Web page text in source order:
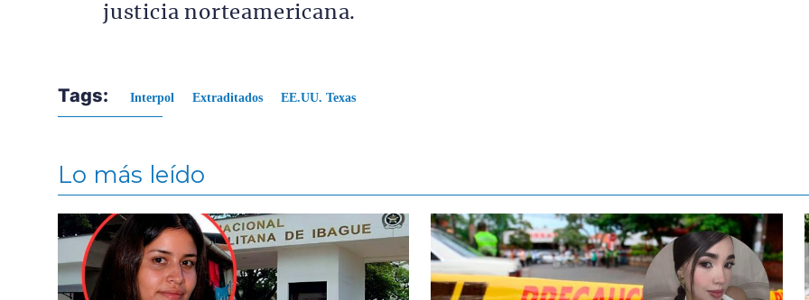
justicia norteamericana.
Tags: Interpol Extraditados EE.UU. Texas
Lo más leído
Contenido multimedia principal Contenido multimedia principal